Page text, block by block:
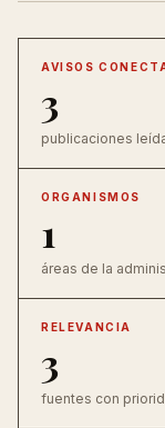
AVISOS
3
publicaciones
ORGANISMOS
1
áreas de la
RELEVANCIA
3
fuentes con